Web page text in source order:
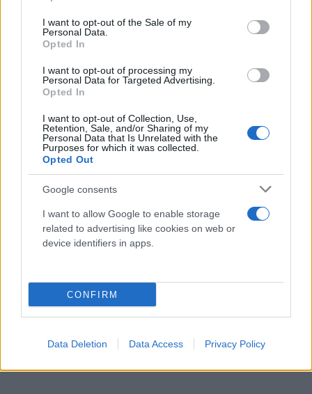
use your data for below specified purposes in below Google
consent section.
I want to opt-out of the Sale of my
Personal Data.
Opted In
I want to opt-out of processing my
Personal Data for Targeted Advertising.
Opted In
I want to opt-out of Collection, Use,
Retention, Sale, and/or Sharing of my
Personal Data that Is Unrelated with the
Purposes for which it was collected.
Opted Out
Google consents
I want to allow Google to enable storage
related to advertising like cookies on web or
device identifiers in apps.
CONFIRM
Data Deletion Data Access Privacy Policy
Τζανετέα Αδαμαντία (33,51%) και ο Βακαλόπουλος
Μιχαήλ (30,16%), υποψήφιοι που προέρχονται και
Τρίτος σε ψήφους ήρθε ο Ευάγγελος Βαλιώτης,
τέταρτη η Αναστασία Κανελλοπούλου και πέμπτος
ο νυν δήμαρχος, Πέτρος Δούκας λαμβάνοντας
μόλις 1.024 ψήφους, προσπερνώντας μόνο τον
Δημήτρη Αρφάνη που απέσπασε το 3,23% των
ψήφων.